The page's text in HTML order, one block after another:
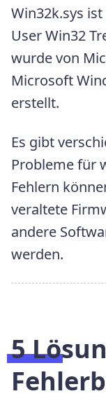
Win32k.sys
User Win32
wurde von
Microsoft
erstellt.
Es gibt
Probleme für
Fehlern
veraltete
andere
werden.
5